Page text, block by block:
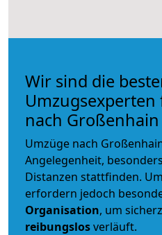
Wir sind die
nach Großenhain
Umzüge nach
Angelegenheit,
Distanzen stattfinden.
erfordern jedoch
Organisation, um
reibungslosverläuft.